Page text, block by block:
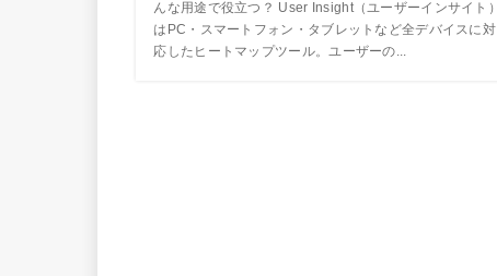
んな用途で役立つ？ User Insight（ユーザーインサイト）
はPC・スマートフォン・タブレットなど全デバイスに対
応したヒートマップツール。ユーザーの...